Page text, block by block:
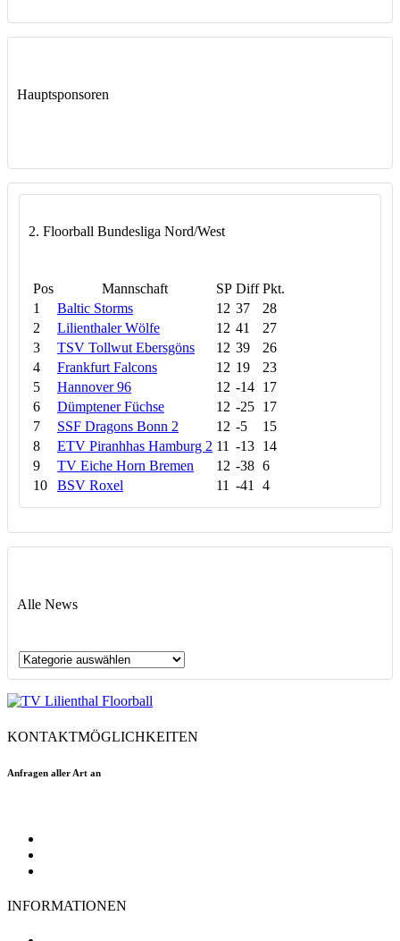
Hauptsponsoren
2. Floorball Bundesliga Nord/West
Pos Mannschaft SP Diff Pkt.
1
Baltic Storms 12 37
28
2
Lilienthaler Wölfe 12 41
27
3
TSV Tollwut Ebersgöns 12 39
26
4
Frankfurt Falcons 12 19
23
5
Hannover 96 12 -14 17
6
Dümptener Füchse 12 -25 17
7
SSF Dragons Bonn 2 12 -5
15
8
ETV Piranhhas Hamburg 2 11 -13 14
9
TV Eiche Horn Bremen 12 -38 6
10
BSV Roxel 11 -41 4
Alle News
Alle
KONTAKTMÖGLICHKEITEN
Anfragen aller Art an
INFORMATIONEN